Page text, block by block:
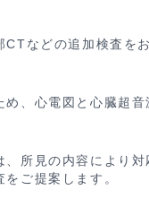
などの追加検査を
、心電図と心臓超音
所見の内容により
ご提案します。